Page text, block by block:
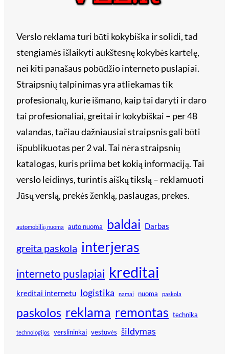
Verslo reklama turi būti kokybiška ir solidi, tad
stengiamės išlaikyti aukštesnę kokybės kartelę,
nei kiti panašaus pobūdžio interneto puslapiai.
Straipsnių talpinimas yra atliekamas tik
profesionalų, kurie išmano, kaip tai daryti ir daro
tai profesionaliai, greitai ir kokybiškai – per 48
valandas, tačiau dažniausiai straipsnis gali būti
išpublikuotas per 2 val. Tai nėra straipsnių
katalogas, kuris priima bet kokią informaciją. Tai
verslo leidinys, turintis aiškų tikslą – reklamuoti
Jūsų verslą, prekės ženklą, paslaugas, prekes.
automobilių nuoma auto nuoma baldai Darbas
greita paskola interjeras
interneto puslapiai kreditai
kreditai internetu logistika namai nuoma paskola
paskolos reklama remontas technika
technologijos verslininkai vestuvės šildymas